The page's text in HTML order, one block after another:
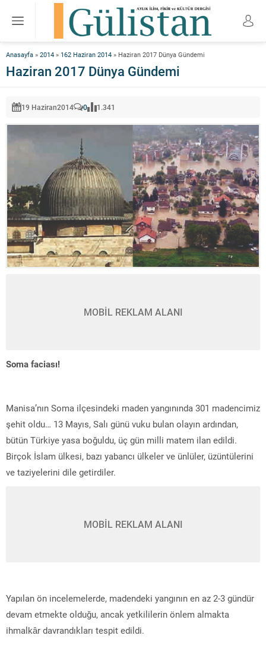
Anasayfa » 2014 » 162 Haziran 2014 » Haziran 2017 Dünya Gündemi
Haziran 2017 Dünya Gündemi
19 Haziran2014 0 1.341
MOBİL REKLAM ALANI
Soma faciası!
Manisa’nın Soma ilçesindeki maden yangınında 301 madencimiz
şehit oldu… 13 Mayıs, Salı günü vuku bulan olayın ardından,
bütün Türkiye yasa boğuldu, üç gün milli matem ilan edildi.
Birçok İslam ülkesi, bazı yabancı ülkeler ve ünlüler, üzüntülerini
ve taziyelerini dile getirdiler.
MOBİL REKLAM ALANI
Yapılan ön incelemelerde, madendeki yangının en az 2-3 gündür
devam etmekte olduğu, ancak yetkililerin önlem almakta
ihmalkâr davrandıkları tespit edildi.